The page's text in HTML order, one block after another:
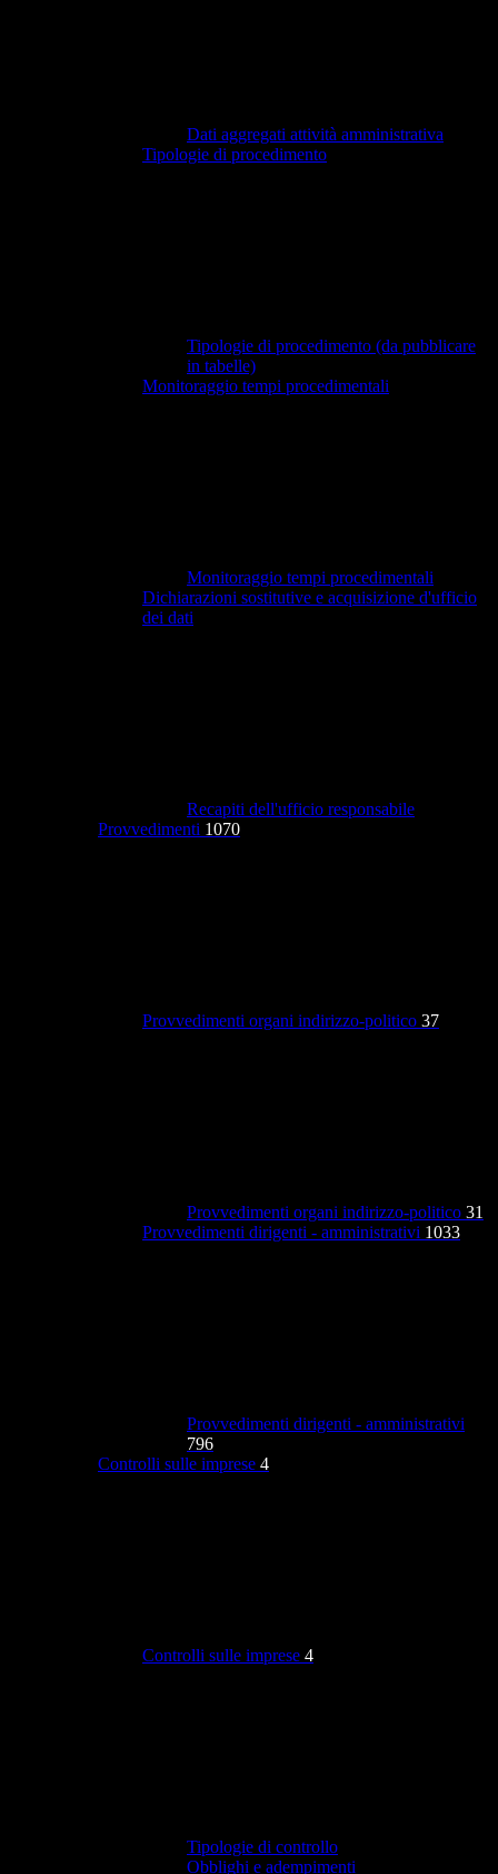
Dati aggregati attività amministrativa
Tipologie di procedimento
Tipologie di procedimento (da pubblicare
in tabelle)
Monitoraggio tempi procedimentali
Monitoraggio tempi procedimentali
Dichiarazioni sostitutive e acquisizione d'ufficio
dei dati
Recapiti dell'ufficio responsabile
Provvedimenti 1070
Provvedimenti organi indirizzo-politico 37
Provvedimenti organi indirizzo-politico 31
Provvedimenti dirigenti - amministrativi 1033
Provvedimenti dirigenti - amministrativi
796
Controlli sulle imprese 4
Controlli sulle imprese 4
Tipologie di controllo
Obblighi e adempimenti